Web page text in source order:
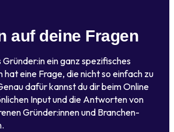
auf deine Fragen
ein ganz spezifisches
hat eine Frage, die nicht so einfach zu
dafür kannst du dir beim Online
Input und die Antworten von
Gründer:innen und Branchen-